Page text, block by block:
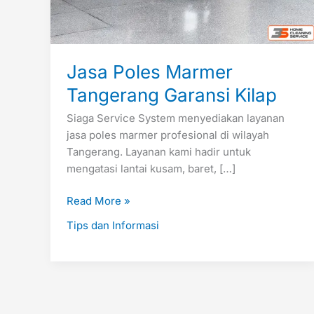
Jasa Poles Marmer
Tangerang Garansi Kilap
Siaga Service System menyediakan layanan
jasa poles marmer profesional di wilayah
Tangerang. Layanan kami hadir untuk
mengatasi lantai kusam, baret, […]
Read More »
Tips dan Informasi